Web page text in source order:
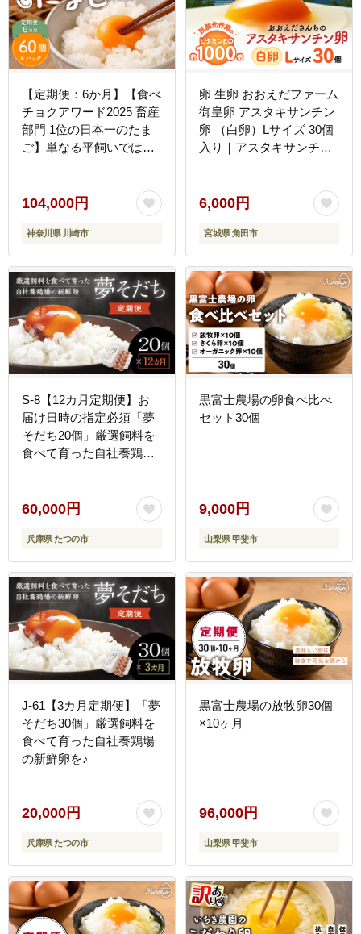
【定期便：6か月】【食べ
チョクアワード2025 畜産
部門 1位の日本一のたま
ご】単なる平飼いではな
ク（60個）セット
104,000円
神奈川県 川崎市
卵 生卵 おおえだファーム
御皇卵 アスタキサンチン
卵 （白卵）Lサイズ 30個
入り｜アスタキサンチン
たまごかけ TKG
6,000円
宮城県 角田市
S-8【12カ月定期便】お
届け日時の指定必須「夢
そだち20個」厳選飼料を
食べて育った自社養鶏場
60,000円
兵庫県 たつの市
黒富士農場の卵食べ比べ
セット30個
9,000円
山梨県 甲斐市
J-61【3カ月定期便】「夢
そだち30個」厳選飼料を
食べて育った自社養鶏場
の新鮮卵を♪
20,000円
兵庫県 たつの市
黒富士農場の放牧卵30個
×10ヶ月
96,000円
山梨県 甲斐市